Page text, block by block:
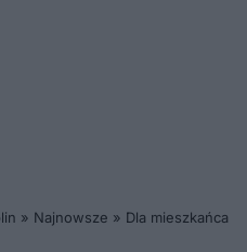
» Najnowsze » Dla mieszkańca